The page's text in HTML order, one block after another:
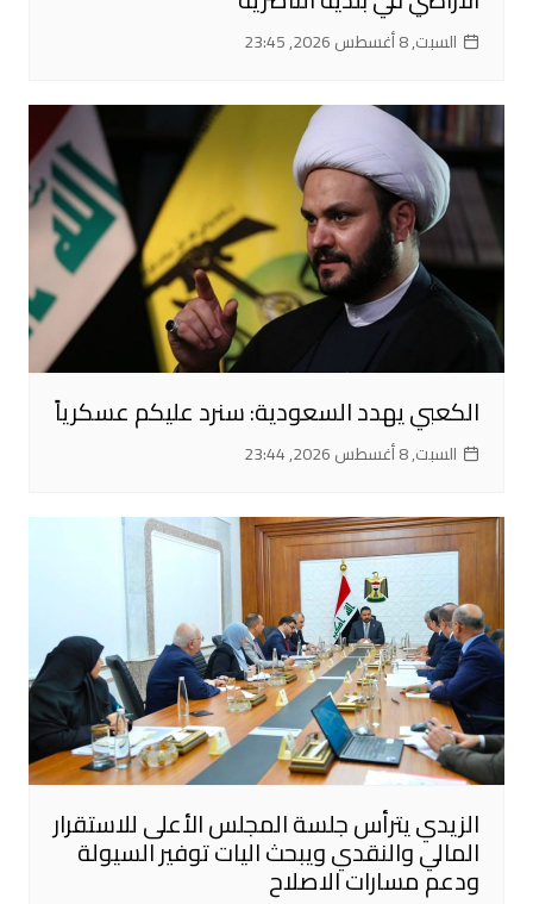
السبت, 8 أغسطس 2026, 23:45
الكعبي يهدد السعودية: سنرد عليكم عسكرياً
السبت, 8 أغسطس 2026, 23:44
الزيدي يترأس جلسة المجلس الأعلى للاستقرار
المالي والنقدي ويبحث اليات توفير السيولة
ودعم مسارات الاصلاح